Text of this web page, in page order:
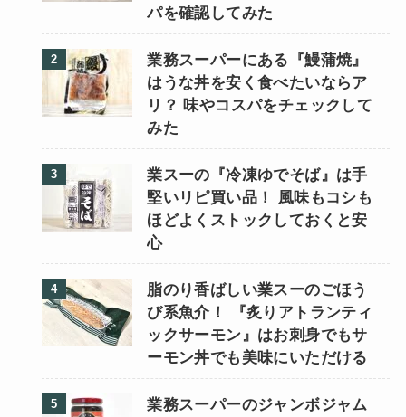
パを確認してみた
業務スーパーにある『鰻蒲焼』
はうな丼を安く食べたいならア
リ？ 味やコスパをチェックして
みた
業スーの『冷凍ゆでそば』は手
堅いリピ買い品！ 風味もコシも
ほどよくストックしておくと安
心
脂のり香ばしい業スーのごほう
び系魚介！ 『炙りアトランティ
ックサーモン』はお刺身でもサ
ーモン丼でも美味にいただける
業務スーパーのジャンボジャム